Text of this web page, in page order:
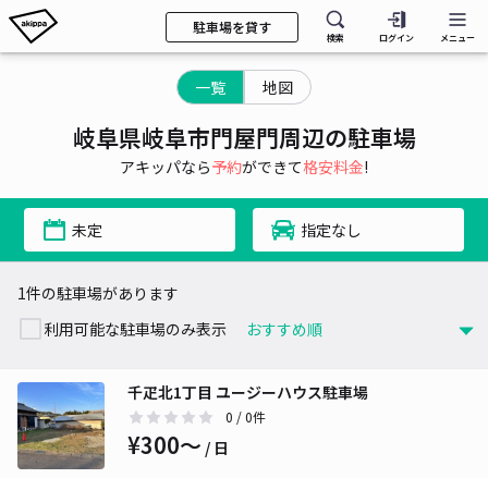
駐車場を貸す
検索 ログイン メニュー
一覧 地図
岐阜県岐阜市門屋門周辺の駐車場
アキッパなら予約ができて格安料金!
未定 指定なし
1件の駐車場があります
利用可能な駐車場のみ表示
千疋北1丁目 ユージーハウス駐車場
0 / 0件
¥300〜 / 日